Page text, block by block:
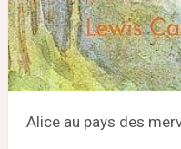
Alice au pays des